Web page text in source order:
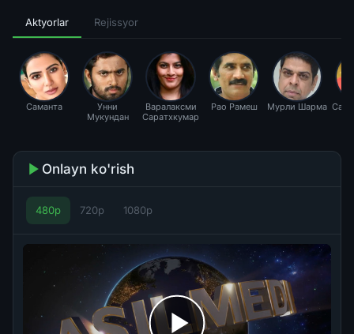
Aktyorlar Rejissyor
Саманта
Унни
Мукундан
Варалаксми
Саратхкумар
Рао Рамеш Мурли Шарма
Onlayn ko'rish
480p 720p 1080p